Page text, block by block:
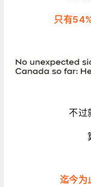
只有
不过
迄今为